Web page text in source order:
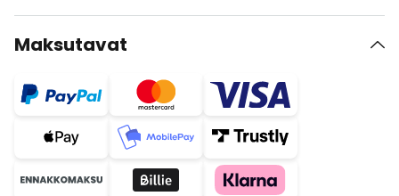
Maksutavat